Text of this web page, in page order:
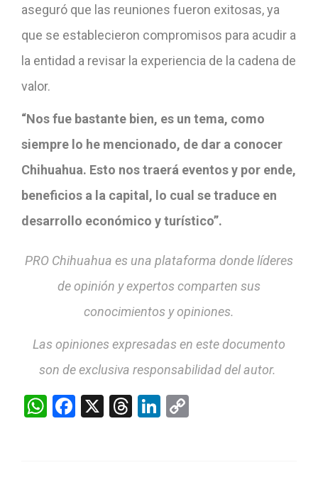
aseguró que las reuniones fueron exitosas, ya
que se establecieron compromisos para acudir a
la entidad a revisar la experiencia de la cadena de
valor.
“Nos fue bastante bien, es un tema, como
siempre lo he mencionado, de dar a conocer
Chihuahua. Esto nos traerá eventos y por ende,
beneficios a la capital, lo cual se traduce en
desarrollo económico y turístico”.
PRO Chihuahua es una plataforma donde líderes
de opinión y expertos comparten sus
conocimientos y opiniones.
Las opiniones expresadas en este documento
son de exclusiva responsabilidad del autor.
WhatsApp
Facebook
X Threads
LinkedIn